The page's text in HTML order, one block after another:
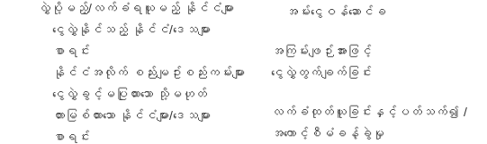
လွှဲပို့မည့်/လက်ခံရယူမည့် နိုင်ငံများ
ငွေလွှဲနိုင်သည့် နိုင်ငံ/ဒေသများ
စာရင်း
နိုင်ငံအလိုက် စည်းမျဥ်းစည်းကမ်းများ
ငွေလွှဲခွင့်မပြုထားသော သို့မဟုတ်
တားမြစ်ထားသော နိုင်ငံများ/ဒေသများ
စာရင်း
အမ်းငွေဝန်ဆောင်ခ
အကြမ်းဖျဉ်းအားဖြင့်
ငွေလွှဲတွက်ချက်ခြင်း
လက်ခံထုတ်ယူခြင်းနှင့်ပတ်သက်၍ /
အကောင့်စီမံခန့်ခွဲမှု